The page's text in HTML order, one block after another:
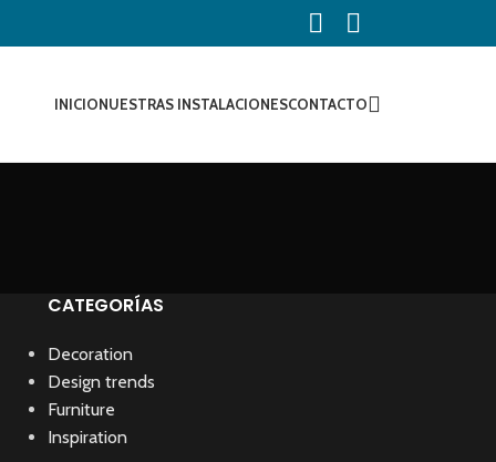
INICIONUESTRAS INSTALACIONESCONTACTO
CATEGORÍAS
Decoration
Design trends
Furniture
Inspiration